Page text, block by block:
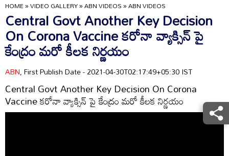
HOME»VIDEO GALLERY»ABN VIDEOS»ABN VIDEOS
Central Govt Another Key Decision
On Corona Vaccine కరోనా వ్యాక్సిన్ పై
కేంద్రం మరో కీలక నిర్ణయం
ABN, First Publish Date - 2021-04-30T02:17:49+05:30 IST
Central Govt Another Key Decision On Corona
Vaccine కరోనా వ్యాక్సిన్ పై కేంద్రం మరో కీలక నిర్ణయం